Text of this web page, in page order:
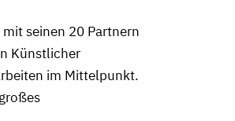
seinen 20 Partnern
Künstlicher
im Mittelpunkt.